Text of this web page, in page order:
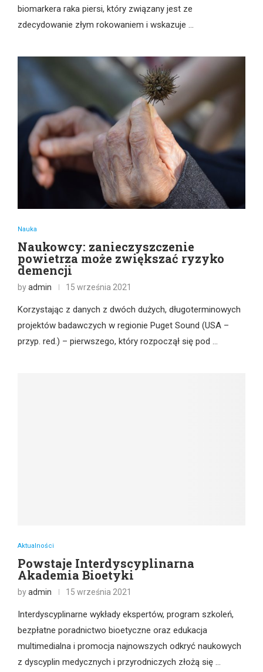
biomarkera raka piersi, który związany jest ze
zdecydowanie złym rokowaniem i wskazuje …
Nauka
Naukowcy: zanieczyszczenie
powietrza może zwiększać ryzyko
demencji
byadmin 15 września 2021
Korzystając z danych z dwóch dużych, długoterminowych
projektów badawczych w regionie Puget Sound (USA –
przyp. red.) – pierwszego, który rozpoczął się pod …
Aktualności
Powstaje Interdyscyplinarna
Akademia Bioetyki
byadmin 15 września 2021
Interdyscyplinarne wykłady ekspertów, program szkoleń,
bezpłatne poradnictwo bioetyczne oraz edukacja
multimedialna i promocja najnowszych odkryć naukowych
z dyscyplin medycznych i przyrodniczych złożą się …